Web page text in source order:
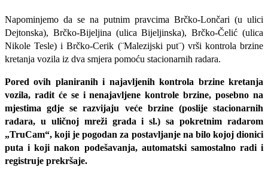
Napominjemo da se na putnim pravcima Brčko-Lončari (u ulici
Dejtonska), Brčko-Bijeljina (ulica Bijeljinska), Brčko-Čelić (ulica
Nikole Tesle) i Brčko-Cerik (¨Malezijski put¨) vrši kontrola brzine
kretanja vozila iz dva smjera pomoću stacionarnih radara.
Pored ovih planiranih i najavljenih kontrola brzine kretanja
vozila, radit će se i nenajavljene kontrole brzine, posebno na
mjestima gdje se razvijaju veće brzine (poslije stacionarnih
radara, u uličnoj mreži grada i sl.) sa pokretnim radarom
„TruCam“, koji je pogodan za postavljanje na bilo kojoj dionici
puta i koji nakon podešavanja, automatski samostalno radi i
registruje prekršaje.